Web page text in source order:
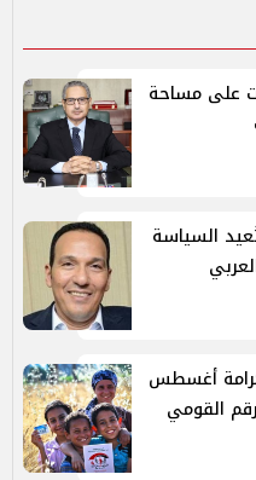
على مساحة
السياسة
أغسطس
القومي